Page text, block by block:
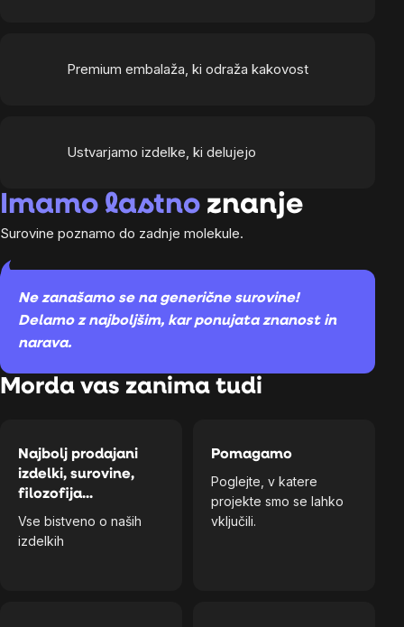
Premium embalaža, ki odraža kakovost
Ustvarjamo izdelke, ki delujejo
Imamo lastno znanje
Surovine poznamo do zadnje molekule.
Ne zanašamo se na generične surovine!
Delamo z najboljšim, kar ponujata znanost in
narava.
Morda vas zanima tudi
Najbolj prodajani
izdelki, surovine,
filozofija...
Vse bistveno o naših
izdelkih
Pomagamo
Poglejte, v katere
projekte smo se lahko
vključili.